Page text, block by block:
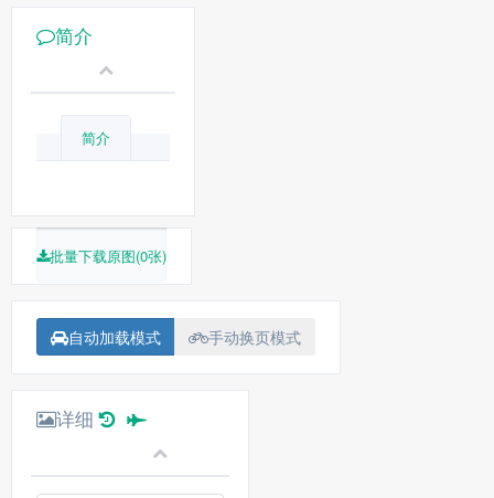
简介
简介
批量下载原图(0张)
自动加载模式 手动换页模式
详细